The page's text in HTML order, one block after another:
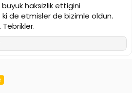
haksizlik ettigini
de etmisler de bizimle oldun.